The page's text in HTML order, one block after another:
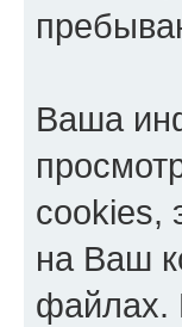
Ваша
cookies,
на Ваш
файлах.